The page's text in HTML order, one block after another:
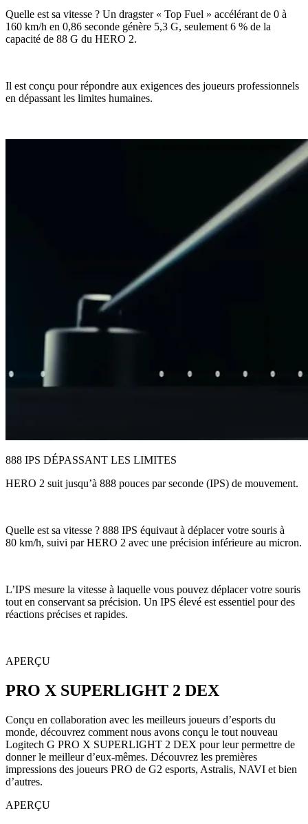
Quelle est sa vitesse ? Un dragster « Top Fuel » accélérant de 0 à
160 km/h en 0,86 seconde génère 5,3 G, seulement 6 % de la
capacité de 88 G du HERO 2.
Il est conçu pour répondre aux exigences des joueurs professionnels
en dépassant les limites humaines.
888 IPS DÉPASSANT LES LIMITES
HERO 2 suit jusqu’à 888 pouces par seconde (IPS) de mouvement.
Quelle est sa vitesse ? 888 IPS équivaut à déplacer votre souris à
80 km/h, suivi par HERO 2 avec une précision inférieure au micron.
L’IPS mesure la vitesse à laquelle vous pouvez déplacer votre souris
tout en conservant sa précision. Un IPS élevé est essentiel pour des
réactions précises et rapides.
APERÇU
PRO X SUPERLIGHT 2 DEX
Conçu en collaboration avec les meilleurs joueurs d’esports du
monde, découvrez comment nous avons conçu le tout nouveau
Logitech G PRO X SUPERLIGHT 2 DEX pour leur permettre de
donner le meilleur d’eux-mêmes. Découvrez les premières
impressions des joueurs PRO de G2 esports, Astralis, NAVI et bien
d’autres.
APERÇU